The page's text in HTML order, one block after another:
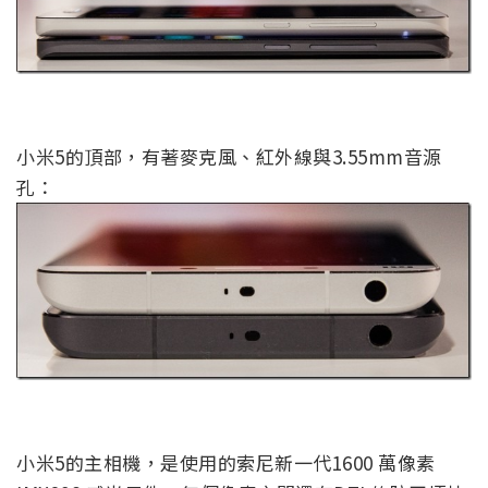
小米5的頂部，有著麥克風、紅外線與3.55mm音源
孔：
小米5的主相機，是使用的索尼新一代1600 萬像素